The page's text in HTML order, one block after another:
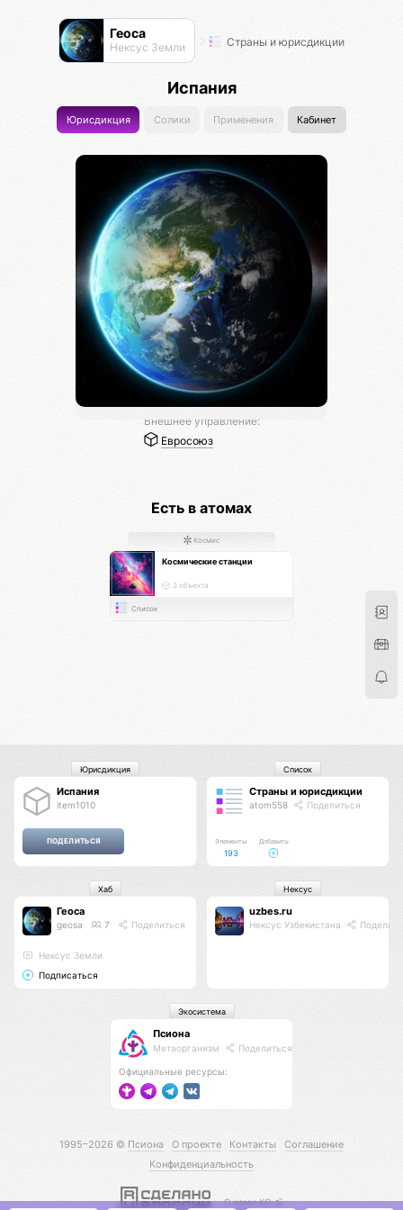
Геоса
Нексус Земли Страны и юрисдикции
Испания
Юрисдикция Солики Применения Кабинет
Внешнее управление:
Евросоюз
Есть в атомах
Космис
Космические станции
3 объекта
Список
Испания
item1010
Юрисдикция
Страны и юрисдикции
atom558 Поделиться
Элементы
193
Добавить
Список
Геоса
geosa 7 Поделиться
Нексус Земли
Подписаться
Хаб
uzbes.ru
Нексус Узбекистана
Нексус
Псиона
Метаорганизм Поделиться
Официальные ресурсы:
Экосистема
1995–2026 © Псиона О проекте Контакты
Соглашение
Конфиденциальность
С нами КО 🕉️